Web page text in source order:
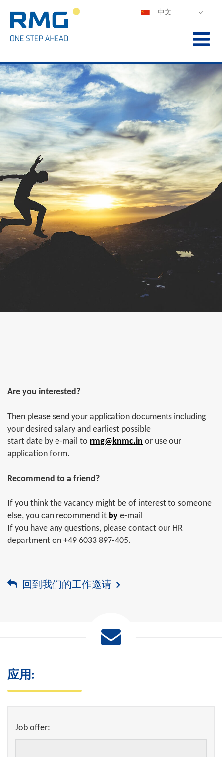
FRANÇAIS
ITALIANO
中文
PORTUGUÊS
Are you interested?
Then please send your application documents including
your desired salary and earliest possible
start date by e-mail to rmg@knmc.in or use our
application form.
Recommend to a friend?
If you think the vacancy might be of interest to someone
else, you can recommend it by e-mail
If you have any questions, please contact our HR
department on +49 6033 897-405.
回到我们的工作邀请
应用:
Job offer: